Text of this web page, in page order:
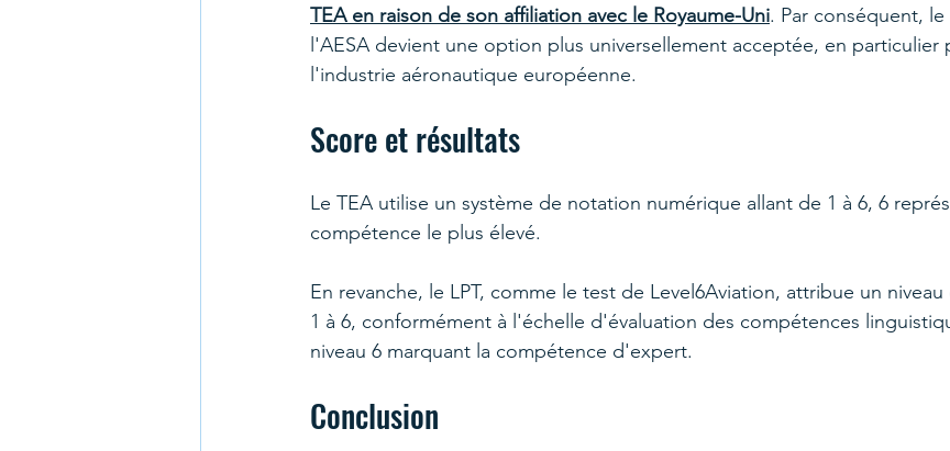
TEA en raison de son affiliation avec le Royaume-Uni. Par conséquent,
l'AESA devient une option plus universellement acceptée, en particulier
l'industrie aéronautique européenne.
Score et résultats
Le TEA utilise un système de notation numérique allant de 1 à 6, 6
compétence le plus élevé.
En revanche, le LPT, comme le test de Level6Aviation, attribue un
1 à 6, conformément à l'échelle d'évaluation des compétences
niveau 6 marquant la compétence d'expert.
Conclusion